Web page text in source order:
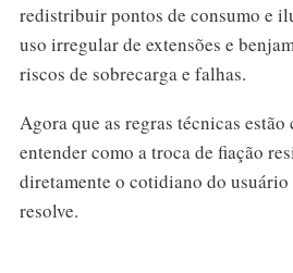
redistribuir pontos de consumo e
uso irregular de extensões e
riscos de sobrecarga e falhas.
Agora que as regras técnicas
entender como a troca de fiação
diretamente o cotidiano do
resolve.